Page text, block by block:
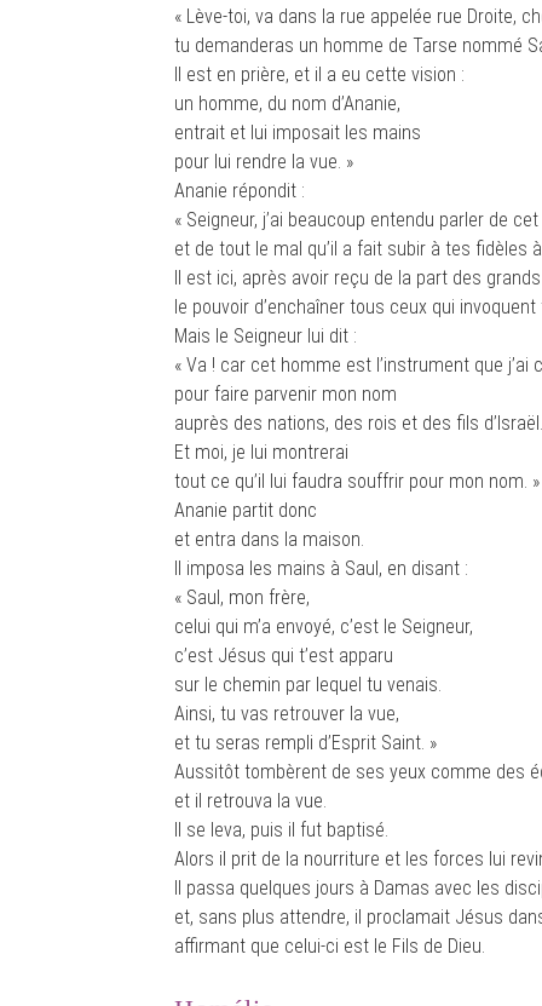
« Lève-toi, va dans la rue appelée rue Droite,
tu demanderas un homme de Tarse nommé
Il est en prière, et il a eu cette vision :
un homme, du nom d’Ananie,
entrait et lui imposait les mains
pour lui rendre la vue. »
Ananie répondit :
« Seigneur, j’ai beaucoup entendu parler de
et de tout le mal qu’il a fait subir à tes fidèles
Il est ici, après avoir reçu de la part des
le pouvoir d’enchaîner tous ceux qui invoquent
Mais le Seigneur lui dit :
« Va ! car cet homme est l’instrument que j’ai
pour faire parvenir mon nom
auprès des nations, des rois et des fils d’Israël.
Et moi, je lui montrerai
tout ce qu’il lui faudra souffrir pour mon nom. »
Ananie partit donc
et entra dans la maison.
Il imposa les mains à Saul, en disant :
« Saul, mon frère,
celui qui m’a envoyé, c’est le Seigneur,
c’est Jésus qui t’est apparu
sur le chemin par lequel tu venais.
Ainsi, tu vas retrouver la vue,
et tu seras rempli d’Esprit Saint. »
Aussitôt tombèrent de ses yeux comme des
et il retrouva la vue.
Il se leva, puis il fut baptisé.
Alors il prit de la nourriture et les forces lui
Il passa quelques jours à Damas avec les
et, sans plus attendre, il proclamait Jésus
affirmant que celui-ci est le Fils de Dieu.